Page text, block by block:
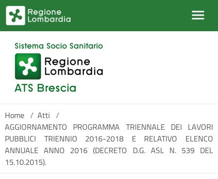
Salta al contenuto principale
Home / Atti /
AGGIORNAMENTO PROGRAMMA TRIENNALE DEI LAVORI
PUBBLICI TRIENNIO 2016-2018 E RELATIVO ELENCO
ANNUALE ANNO 2016 (DECRETO D.G. ASL N. 539 DEL
15.10.2015).